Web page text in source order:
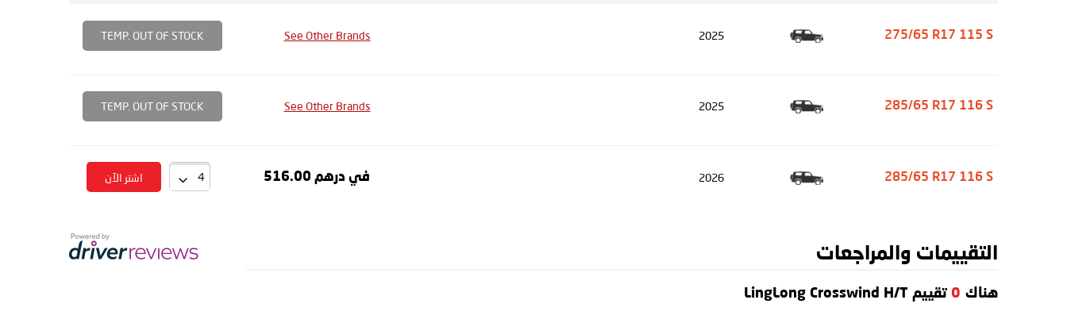
275/65 R17 115 S
2025
See Other Brands
TEMP. OUT OF STOCK
285/65 R17 116 S
2025
See Other Brands
TEMP. OUT OF STOCK
285/65 R17 116 S
2026 في درهم 516.00 اشتر الآن
التقييمات والمراجعات
هناك 0 تقييم LingLong Crosswind H/T